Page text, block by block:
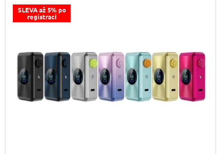
SLEVA až 5% po
registraci